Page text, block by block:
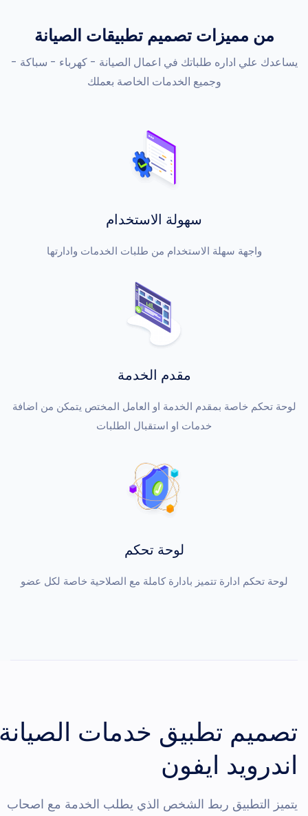
من مميزات تصميم تطبيقات الصيانة
يساعدك علي اداره طلباتك في اعمال الصيانة - كهرباء - سباكة -
وجميع الخدمات الخاصة بعملك
سهولة الاستخدام
واجهة سهلة الاستخدام من طلبات الخدمات وادارتها
مقدم الخدمة
لوحة تحكم خاصة بمقدم الخدمة او العامل المختص يتمكن من اضافة
خدمات او استقبال الطلبات
لوحة تحكم
لوحة تحكم ادارة تتميز بادارة كاملة مع الصلاحية خاصة لكل عضو
تصميم تطبيق خدمات
اندرويد ايفون
يتميز التطبيق ربط الشخص الذي يطلب الخدمة مع اصحاب